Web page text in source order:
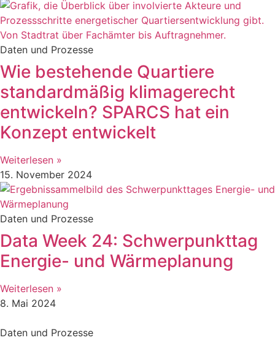
Daten und Prozesse
Wie bestehende Quartiere
standardmäßig klimagerecht
entwickeln? SPARCS hat ein
Konzept entwickelt
Weiterlesen »
15. November 2024
Daten und Prozesse
Data Week 24: Schwerpunkttag
Energie- und Wärmeplanung
Weiterlesen »
8. Mai 2024
Daten und Prozesse